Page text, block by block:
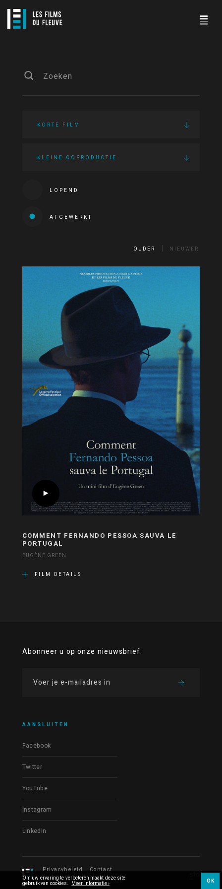
KORTE FILM
KLEINE COPRODUCTIE
LOPEND
AFGEWERKT
OUDER NIEUWER
COMMENT FERNANDO PESSOA SAUVA LE
PORTUGAL
EUGÈNE GREEN
FILM DETAILS
Abonneer u op onze nieuwsbrief.
AANSLUITEN
Facebook
Twitter
YouTube
Instagram
LinkedIn
Privacybeleid
Contact
© Les Films du Fleuve 2026
Om uw ervaring te verbeteren maakt deze site
gebruik van cookies. Meer informatie › OK